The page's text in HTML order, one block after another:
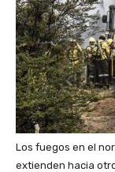
Los fuegos en el
extienden hacia